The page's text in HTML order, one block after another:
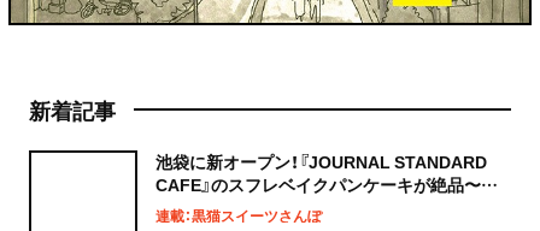
新着記事
池袋に新オープン！『JOURNAL STANDARD
CAFE』のスフレベイクパンケーキが絶品〜黒
猫スイーツ散歩 池袋編5〜
連載：黒猫スイーツさんぽ